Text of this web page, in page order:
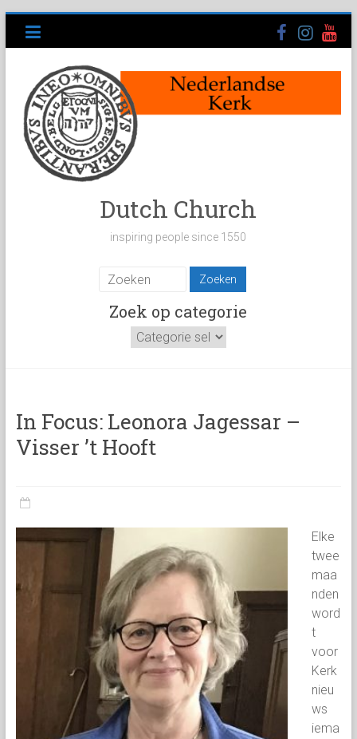
naar
inhoud
Dutch Church
inspiring people since 1550
Zoek op categorie
Zoek
op
In Focus: Leonora Jagessar –
Visser ’t Hooft
Elke
twee
maa
nden
word
t
voor
Kerk
nieu
ws
iema